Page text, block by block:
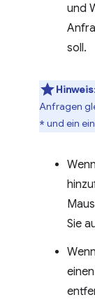
und
soll.
Hinweis
Anfragen
* und ein
Sie